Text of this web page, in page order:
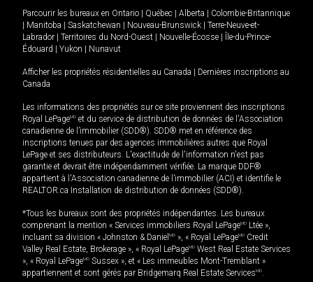
Parcourir les bureaux en Ontario Québec Alberta
Colombie-Britannique
Manitoba Saskatchewan Nouveau-Brunswick
Terre-Neuve-et-
Labrador
Territoires du Nord-Ouest Nouvelle-Écosse
Île-du-Prince-
Édouard
Yukon Nunavut
Afficher les propriétés résidentielles au Canada
Dernières inscriptions au
Canada
Les informations des propriétés sur ce site proviennent des inscriptions
Royal LePageMD et du service de distribution de données de l'Association
canadienne de l’immobilier (SDD®). SDD® met en référence des
inscriptions tenues par des agences immobilières autres que Royal
LePage et ses distributeurs. L'exactitude de l'information n'est pas
garantie et devrait être indépendamment vérifiée. La marque DDF®
appartient à l'Association canadienne de l’immobilier (ACI) et identifie le
REALTOR.ca Installation de distribution de données (SDD®).
*Tous les bureaux sont des propriétés indépendantes. Les bureaux
comprenant la mention « Services immobiliers Royal LePageMD Ltée »,
incluant sa division « Johnston & Daniel MD », « Royal LePageMD Credit
Valley Real Estate, Brokerage », « Royal LePageMD West Real Estate Services
», « Royal LePageMD Sussex », et « Les immeubles Mont-Tremblant »
appartiennent et sont gérés par Bridgemarq Real Estate ServicesMD.